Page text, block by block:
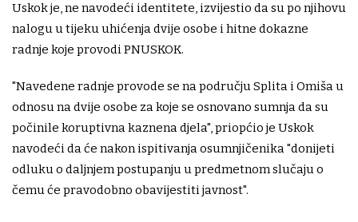
Uskok je, ne navodeći identitete, izvijestio da su po njihovu
nalogu u tijeku uhićenja dvije osobe i hitne dokazne
radnje koje provodi PNUSKOK.
"Navedene radnje provode se na području Splita i Omiša u
odnosu na dvije osobe za koje se osnovano sumnja da su
počinile koruptivna kaznena djela", priopćio je Uskok
navodeći da će nakon ispitivanja osumnjičenika "donijeti
odluku o daljnjem postupanju u predmetnom slučaju o
čemu će pravodobno obavijestiti javnost".